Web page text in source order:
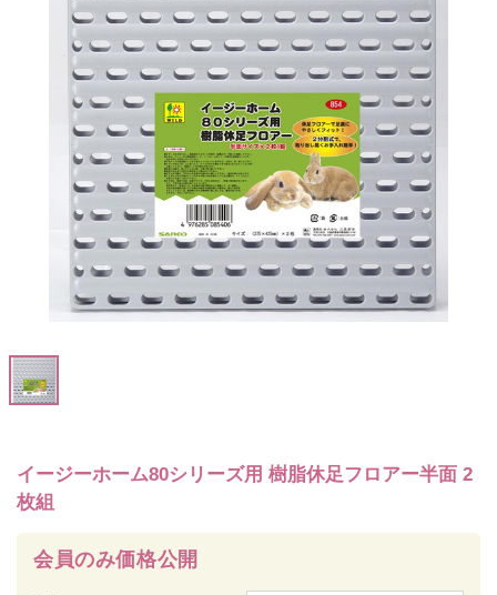
イージーホーム80シリーズ用 樹脂休足フロアー半面 2
枚組
会員のみ価格公開